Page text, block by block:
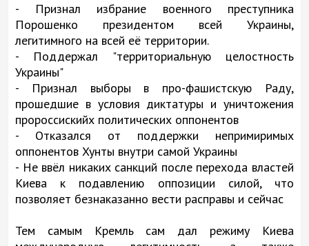
- Признал избрание военного преступника
Порошенко президентом всей Украины,
легитимного на всей её территории.
- Поддержал "территориальную целостность
Украины"
- Признал выборы в про-фашистскую Раду,
прошедшие в условия диктатуры и уничтожения
пророссискийх политических оппонентов
- Отказался от поддержки непримиримых
оппонентов Хунты внутри самой Украины
- Не ввёл никаких санкций после перехода властей
Киева к подавлению оппозиции силой, что
позволяет безнаказанно вести расправы и сейчас
Тем самым Кремль сам дал режиму Киева